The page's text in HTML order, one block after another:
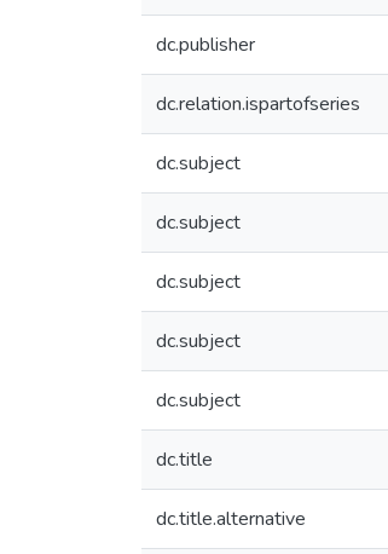
dc.publisher
dc.relation.ispartofseries
dc.subject
dc.subject
dc.subject
dc.subject
dc.subject
dc.title
dc.title.alternative